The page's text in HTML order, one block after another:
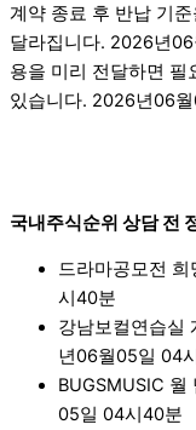
계약 종료 후 반납 기
달라집니다. 2026년
용을 미리 전달하면 필
있습니다. 2026년06
국내주식순위 상담 전
드라마공모전
시40분
강남보컬연습실
년06월05일 04
BUGSMUSIC
05일 04시40분